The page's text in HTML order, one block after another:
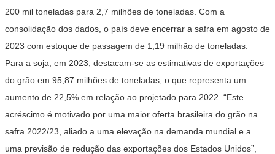
200 mil toneladas para 2,7 milhões de toneladas. Com a
consolidação dos dados, o país deve encerrar a safra em agosto de
2023 com estoque de passagem de 1,19 milhão de toneladas.
Para a soja, em 2023, destacam-se as estimativas de exportações
do grão em 95,87 milhões de toneladas, o que representa um
aumento de 22,5% em relação ao projetado para 2022. “Este
acréscimo é motivado por uma maior oferta brasileira do grão na
safra 2022/23, aliado a uma elevação na demanda mundial e a
uma previsão de redução das exportações dos Estados Unidos”,